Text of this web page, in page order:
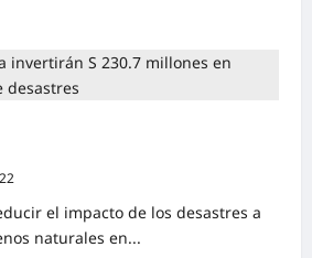
el impacto de los desastres a
naturales en...